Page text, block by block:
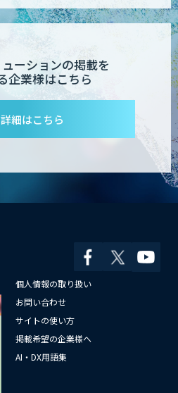
ーションの掲載を
企業様はこちら
詳細はこちら
個人情報の取り扱い
お問い合わせ
サイトの使い方
掲載希望の企業様へ
AI・DX用語集